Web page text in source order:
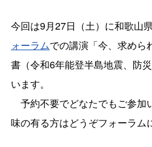
今回は9月27日（土）に和歌山
ォーラムでの講演「今、求めら
書（令和6年能登半島地震、防
います。
予約不要でどなたでもご参加
味の有る方はどうぞフォーラム